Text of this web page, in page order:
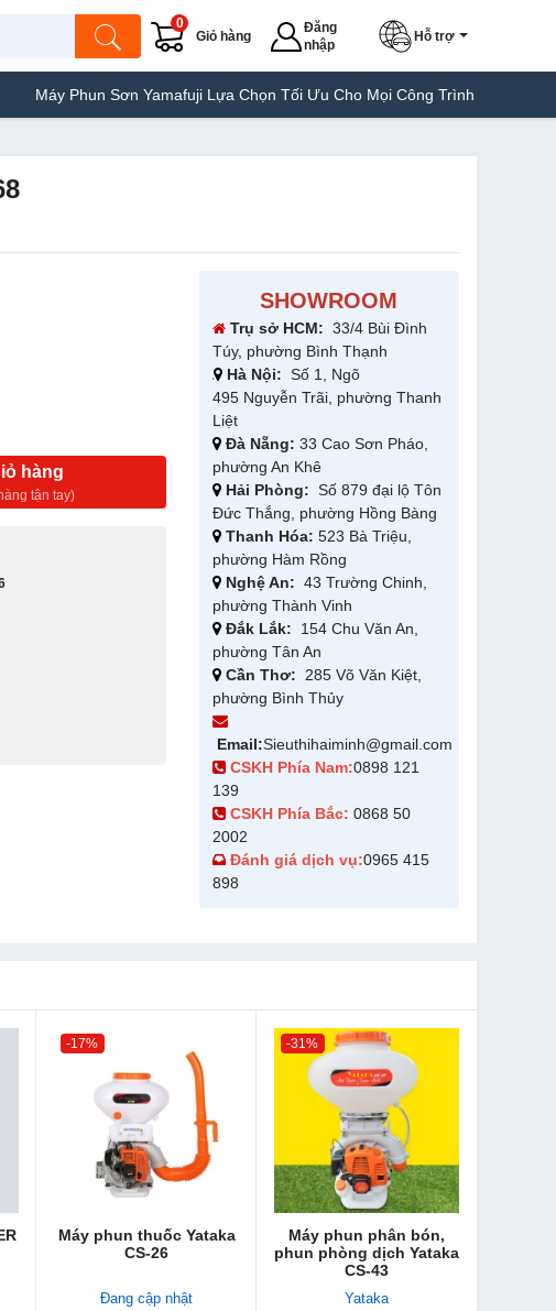
Giỏ hàng
0
Đăng
nhập
Hỗ trợ
Sơn Yamafuji Lựa Chọn Tối Ưu Cho Mọi Công Trình Máy Hàn Túi
hàng
tận tay)
SHOWROOM
Trụ sở HCM: 33/4 Bùi Đình
Túy, phường Bình Thạnh
Hà Nội: Số 1, Ngõ
495 Nguyễn Trãi, phường Thanh
Liệt
Đà Nẵng: 33 Cao Sơn Pháo,
phường An Khê
Hải Phòng: Số 879 đại lộ Tôn
Đức Thắng, phường Hồng Bàng
Thanh Hóa: 523 Bà Triệu,
phường Hàm Rồng
Nghệ An: 43 Trường Chinh,
phường Thành Vinh
Đắk Lắk: 154 Chu Văn An,
phường Tân An
Cần Thơ: 285 Võ Văn Kiệt,
phường Bình Thủy
Email:Sieuthihaiminh@gmail.com
CSKH Phía Nam:0898 121
139
CSKH Phía Bắc: 0868 50
2002
Đánh giá dịch vụ:0965 415
898
-17%
Máy phun thuốc Yataka
CS-26
Đang cập nhật
-31%
Máy phun phân bón,
phun phòng dịch Yataka
CS-43
Yataka